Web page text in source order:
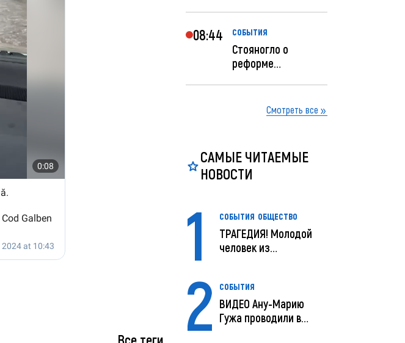
08:44 СОБЫТИЯ
Стояногло о
реформе
реформир...Смотреть все
САМЫЕ ЧИТАЕМЫЕ
НОВОСТИ
1 СОБЫТИЯ ОБЩЕСТВО
ТРАГЕДИЯ! Молодой
человек из
2 СОБЫТИЯ
ВИДЕО Ану-Марию
Гужа проводили в